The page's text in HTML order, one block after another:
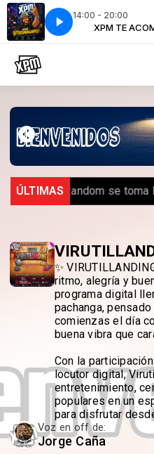
14:00 - 20:00
XPM TE
ÚLTIMAS
Royal Random se toma
✨
ritmo, alegría y
programa digital
pachanga,
comienzas el día
buena vibra que
Con la
locutor digital,
entretenimiento,
populares en un
para disfrutar
Voz en off de:
Jorge Caña